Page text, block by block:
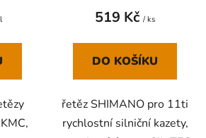
519 Kč / ks
DO KOŠÍKU
řetěz SHIMANO pro 11ti
rychlostní silniční kazety,